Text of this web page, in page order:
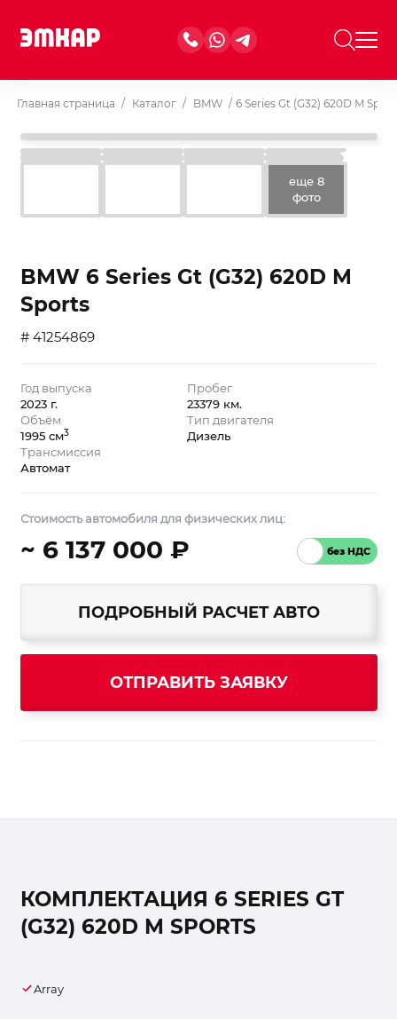
Главная страница / Каталог / BMW / 6 Series Gt (G32) 620D M
еще 8
фото
BMW 6 Series Gt (G32) 620D M
Sports
# 41254869
Год выпуска
2023 г.
Пробег
23379 км.
Объём
1995 см3
Тип двигателя
Дизель
Трансмиссия
Автомат
Стоимость автомобиля для физических лиц:
~ 6 137 000 ₽
ПОДРОБНЫЙ РАСЧЕТ АВТО
ОТПРАВИТЬ ЗАЯВКУ
КОМПЛЕКТАЦИЯ 6 SERIES GT
(G32) 620D M SPORTS
Array